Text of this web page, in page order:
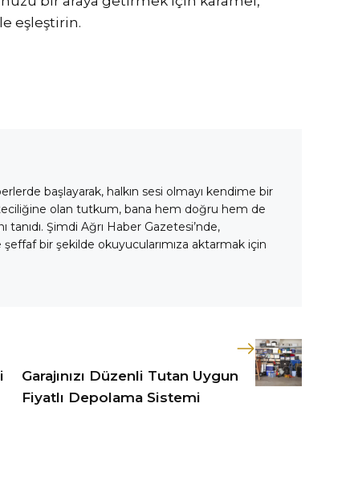
eşleştirin.
başlayarak, halkın sesi olmayı kendime bir
olan tutkum, bana hem doğru hem de
Şimdi Ağrı Haber Gazetesi’nde,
bir şekilde okuyucularımıza aktarmak için
Garajınızı Düzenli Tutan Uygun
Fiyatlı Depolama Sistemi